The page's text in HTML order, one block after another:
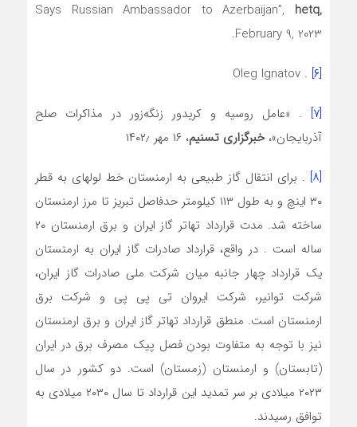
Says Russian Ambassador to Azerbaijan”, hetq,
February 9, 2023.
[۶] . Oleg Ignatov
[۷]
. «عامل روسیه و کریدور زنگه‌زور در مذاکرات صلح
آذربایجان»،خبرگزاری تسنیم، ۱۶ مهر ۱۴۰۲٫
[۸]
. برای انتقال گاز طبیعی به ارمنستان خط لوله­ای به قطر
۳۰ اینچ و به طول ۱۱۳ کیلومتر حدفاصل تبریز تا مرز ارمنستان
ساخته شد. مدت قرارداد تهاتر گاز ایران و برق ارمنستان ۲۰
ساله است . در واقع، قرارداد صادرات گاز ایران به ارمنستان
یک قرارداد چهار جانبه میان شرکت ملی صادرات گاز ایران،
شرکت توانیر، شرکت ایروان تی پی پی و شرکت برق
ارمنستان است. منطق قرارداد تهاتر گاز ایران و برق ارمنستان
نیز با توجه به متفاوت بودن فصل پیک مصرف برق در ایران
(تابستان) و ارمنستان (زمستان) است. دو کشور در سال
۲۰۲۳ میلادی بر سر تمدید این قرارداد تا سال ۲۰۳۰ میلادی به
توافق رسیدند.